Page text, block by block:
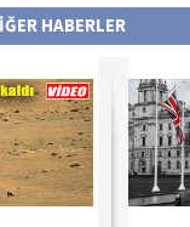
HABERLER